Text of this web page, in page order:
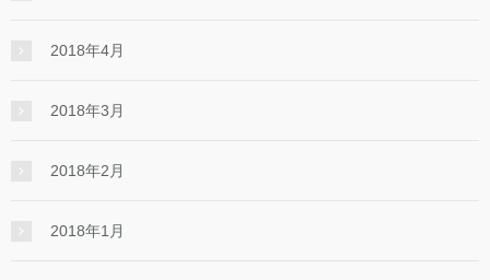
2018年4月
2018年3月
2018年2月
2018年1月